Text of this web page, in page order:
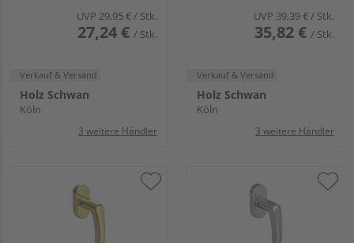
UVP 29,95 €/ Stk.
27,24 € / Stk.
Verkauf & Versand
Holz Schwan
Köln
3 weitere Händler
UVP 39,39 €/ Stk.
35,82 € / Stk.
Verkauf & Versand
Holz Schwan
Köln
3 weitere Händler